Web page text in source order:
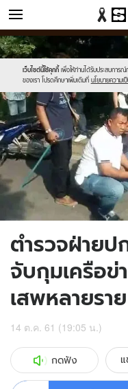
ข่าว
เว็บไซต์นี้ใช้คุกกี้ เพื่อให้ท่านได้รับประสบการ
ของเรา โปรดศึกษาเพิ่มเติมที่ นโยบายความเ
Sanook
//s.isanook.com/sr/0/
new-
sanook.png
600
60
//s.isanook.com/ns/0/ud/
ตำรวจฝ่าย
จับกุมเครือข่
เสพหลายราย
14 ต.ค. 61 (19:05 น.)
กดฟัง